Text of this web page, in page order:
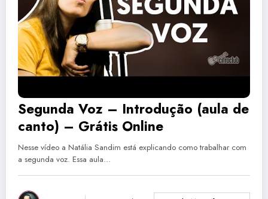
Segunda Voz – Introdução (aula de
canto) – Grátis Online
Nesse vídeo a Natália Sandim está explicando como trabalhar com
a segunda voz. Essa aula…